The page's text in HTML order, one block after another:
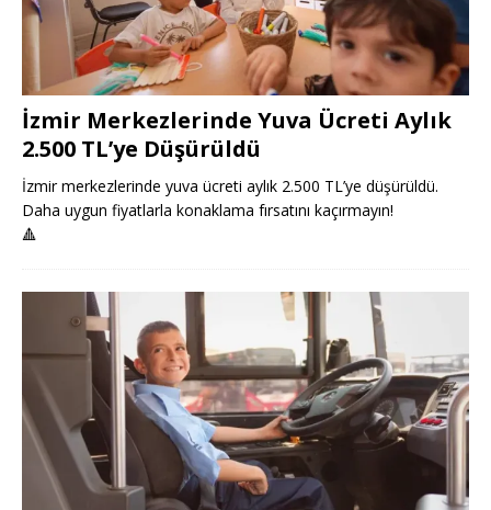
İzmir Merkezlerinde Yuva Ücreti Aylık
2.500 TL’ye Düşürüldü
İzmir merkezlerinde yuva ücreti aylık 2.500 TL’ye düşürüldü.
Daha uygun fiyatlarla konaklama fırsatını kaçırmayın!
🔺